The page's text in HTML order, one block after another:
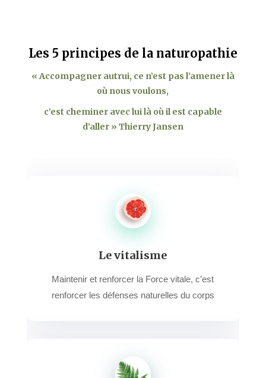
Les 5 principes de la naturopathie
« Accompagner autrui, ce n’est pas l’amener là
où nous voulons,
c’est cheminer avec lui là où il est capable
d’aller » Thierry Jansen
Le vitalisme
Maintenir et renforcer la Force vitale, c’est
renforcer les défenses naturelles du corps